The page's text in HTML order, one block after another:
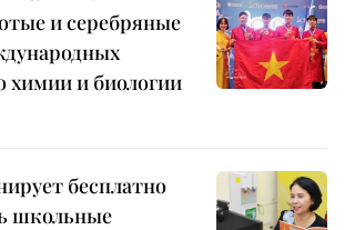
и серебряные
химии и биологии
бесплатно
школьные